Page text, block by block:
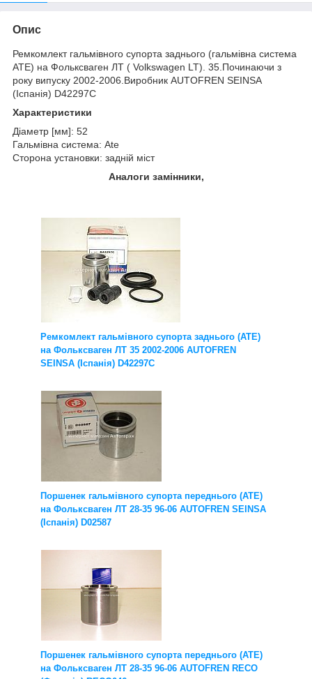
Опис
Ремкомлект гальмівного супорта заднього (гальмівна система
ATE) на Фольксваген ЛТ ( Volkswagen LT). 35.Починаючи з
року випуску 2002-2006.Виробник AUTOFREN SEINSA
(Іспанія) D42297C
Характеристики
Діаметр [мм]: 52
Гальмівна система: Ate
Сторона установки: задній міст
Аналоги замінники,
Ремкомлект гальмівного супорта заднього (ATE)
на Фольксваген ЛТ 35 2002-2006 AUTOFREN
SEINSA (Іспанія) D42297C
Поршенек гальмівного супорта переднього (ATE)
на Фольксваген ЛТ 28-35 96-06 AUTOFREN SEINSA
(Іспанія) D02587
Поршенек гальмівного супорта переднього (ATE)
на Фольксваген ЛТ 28-35 96-06 AUTOFREN RECO